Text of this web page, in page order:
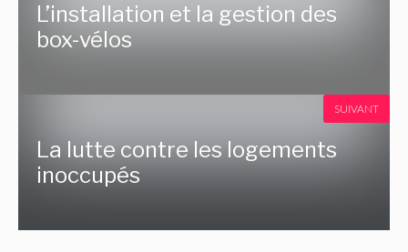
L’installation et la gestion des
box-vélos
La lutte contre les logements
inoccupés
SUIVANT